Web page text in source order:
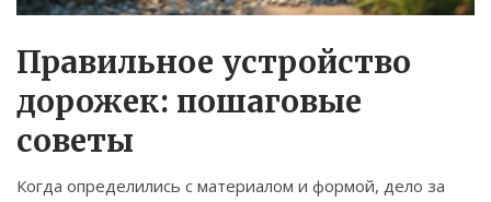
Правильное устройство
дорожек: пошаговые
советы
Когда определились с материалом и формой, дело за